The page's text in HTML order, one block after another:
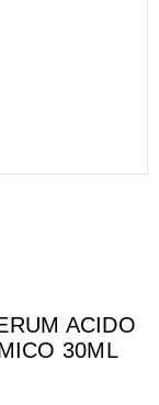
ACIDO
30ML